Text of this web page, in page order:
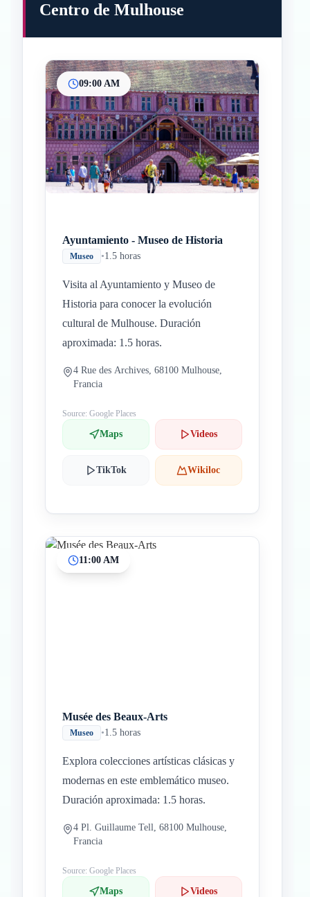
Centro de Mulhouse
09:00 AM
Ayuntamiento - Museo de Historia
Museo •1.5 horas
Visita al Ayuntamiento y Museo de
Historia para conocer la evolución
cultural de Mulhouse. Duración
aproximada: 1.5 horas.
4 Rue des Archives, 68100 Mulhouse,
Francia
Source: Google Places
Maps Videos
TikTok Wikiloc
11:00 AM
Musée des Beaux-Arts
Museo •1.5 horas
Explora colecciones artísticas clásicas y
modernas en este emblemático museo.
Duración aproximada: 1.5 horas.
4 Pl. Guillaume Tell, 68100 Mulhouse,
Francia
Source: Google Places
Maps Videos